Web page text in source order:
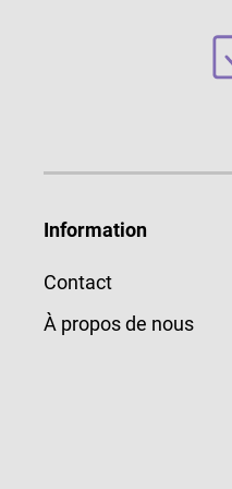
Information
Contact
À propos de nous